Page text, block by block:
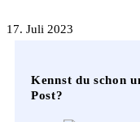
17. Juli 2023
Kennst du schon
Post?